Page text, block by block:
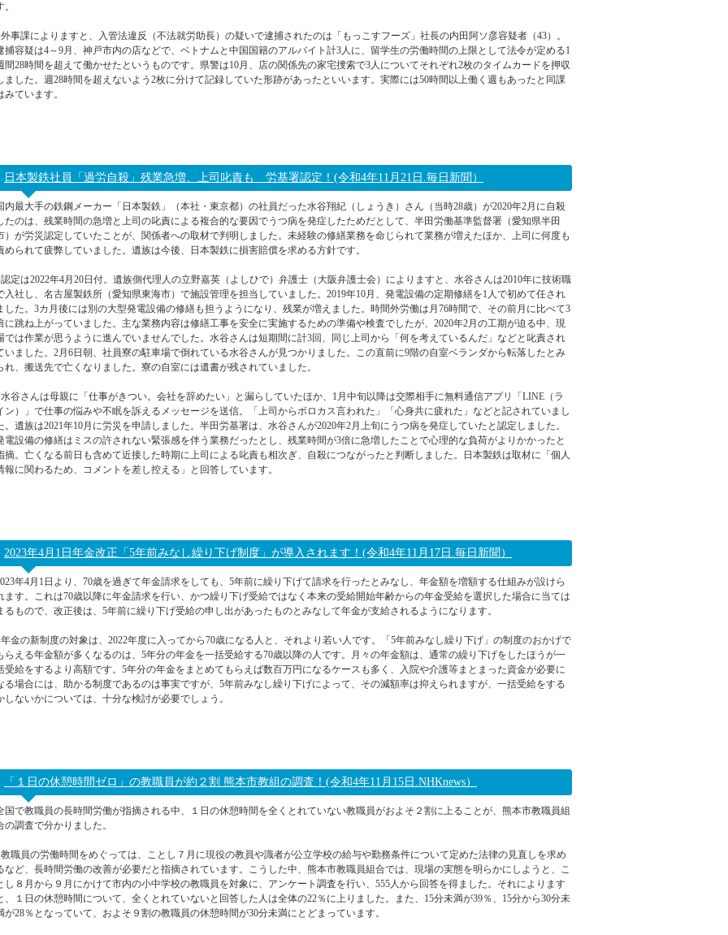
。
事課によりますと、入管法違反（不法就労助長）の疑いで逮捕されたのは「もっこすフーズ」社長の内田阿ソ彦容疑者（43）。
捕容疑は4～9月、神戸市内の店などで、ベトナムと中国国籍のアルバイト計3人に、留学生の労働時間の上限として法令が定める1
間28時間を超えて働かせたというものです。県警は10月、店の関係先の家宅捜索で3人についてそれぞれ2枚のタイムカードを押収
ました。週28時間を超えないよう2枚に分けて記録していた形跡があったといいます。実際には50時間以上働く週もあったと同課
みています。
日本製鉄社員「過労自殺」残業急増、上司叱責も 労基署認定！(令和4年11月21日.毎日新聞）
内最大手の鉄鋼メーカー「日本製鉄」（本社・東京都）の社員だった水谷翔紀（しょうき）さん（当時28歳）が2020年2月に自殺
たのは、残業時間の急増と上司の叱責による複合的な要因でうつ病を発症したためだとして、半田労働基準監督署（愛知県半田
）が労災認定していたことが、関係者への取材で判明しました。未経験の修繕業務を命じられて業務が増えたほか、上司に何度も
められて疲弊していました。遺族は今後、日本製鉄に損害賠償を求める方針です。
定は2022年4月20日付。遺族側代理人の立野嘉英（よしひで）弁護士（大阪弁護士会）によりますと、水谷さんは2010年に技術職
入社し、名古屋製鉄所（愛知県東海市）で施設管理を担当していました。2019年10月、発電設備の定期修繕を1人で初めて任され
した。3カ月後には別の大型発電設備の修繕も担うようになり、残業が増えました。時間外労働は月76時間で、その前月に比べて3
に跳ね上がっていました。主な業務内容は修繕工事を安全に実施するための準備や検査でしたが、2020年2月の工期が迫る中、現
では作業が思うように進んでいませんでした。水谷さんは短期間に計3回、同じ上司から「何を考えているんだ」などと叱責され
いました。2月6日朝、社員寮の駐車場で倒れている水谷さんが見つかりました。この直前に9階の自室ベランダから転落したとみ
れ、搬送先で亡くなりました。寮の自室には遺書が残されていました。
谷さんは母親に「仕事がきつい。会社を辞めたい」と漏らしていたほか、1月中旬以降は交際相手に無料通信アプリ「LINE（ラ
ン）」で仕事の悩みや不眠を訴えるメッセージを送信。「上司からボロカス言われた」「心身共に疲れた」などと記されていまし
。遺族は2021年10月に労災を申請しました。半田労基署は、水谷さんが2020年2月上旬にうつ病を発症していたと認定しました。
電設備の修繕はミスの許されない緊張感を伴う業務だったとし、残業時間が3倍に急増したことで心理的な負荷がよりかかったと
摘。亡くなる前日も含めて近接した時期に上司による叱責も相次ぎ、自殺につながったと判断しました。日本製鉄は取材に「個人
報に関わるため、コメントを差し控える」と回答しています。
2023年4月1日年金改正「5年前みなし繰り下げ制度」が導入されます！(令和4年11月17日.毎日新聞）
年4月1日より、70歳を過ぎて年金請求をしても、5年前に繰り下げて請求を行ったとみなし、年金額を増額する仕組みが設けら
ます。これは70歳以降に年金請求を行い、かつ繰り下げ受給ではなく本来の受給開始年齢からの年金受給を選択した場合に当ては
るもので、改正後は、5年前に繰り下げ受給の申し出があったものとみなして年金が支給されるようになります。
金の新制度の対象は、2022年度に入ってから70歳になる人と、それより若い人です。「5年前みなし繰り下げ」の制度のおかげで
らえる年金額が多くなるのは、5年分の年金を一括受給する70歳以降の人です。月々の年金額は、通常の繰り下げをしたほうが一
受給をするより高額です。5年分の年金をまとめてもらえば数百万円になるケースも多く、入院や介護等まとまった資金が必要に
る場合には、助かる制度であるのは事実ですが、5年前みなし繰り下げによって、その減額率は抑えられますが、一括受給をする
しないかについては、十分な検討が必要でしょう。
「１日の休憩時間ゼロ」の教職員が約２割 熊本市教組の調査！(令和4年11月15日.NHKnews）
国で教職員の長時間労働が指摘される中、１日の休憩時間を全くとれていない教職員がおよそ２割に上ることが、熊本市教職員組
の調査で分かりました。
職員の労働時間をめぐっては、ことし７月に現役の教員や識者が公立学校の給与や勤務条件について定めた法律の見直しを求め
など、長時間労働の改善が必要だと指摘されています。こうした中、熊本市教職員組合では、現場の実態を明らかにしようと、こ
し８月から９月にかけて市内の小中学校の教職員を対象に、アンケート調査を行い、555人から回答を得ました。それによります
、１日の休憩時間について、全くとれていないと回答した人は全体の22％に上りました。また、15分未満が39％、15分から30分未
が28％となっていて、およそ９割の教職員の休憩時間が30分未満にとどまっています。